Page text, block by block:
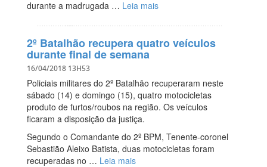
durante a madrugada … Leia mais
2º Batalhão recupera quatro veículos
durante final de semana
16/04/2018 13H53
Policiais militares do 2º Batalhão recuperaram neste
sábado (14) e domingo (15), quatro motocicletas
produto de furtos/roubos na região. Os veículos
ficaram a disposição da justiça.
Segundo o Comandante do 2º BPM, Tenente-coronel
Sebastião Aleixo Batista, duas motocicletas foram
recuperadas no … Leia mais